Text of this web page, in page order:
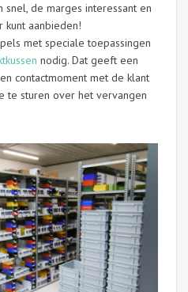
de marges interessant en
aanbieden!
met speciale toepassingen
nodig. Dat geeft een
contactmoment met de klant
te sturen over het vervangen